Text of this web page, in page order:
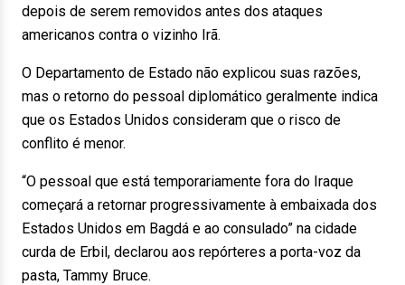
depois de serem removidos antes dos ataques
americanos contra o vizinho Irã.
O Departamento de Estado não explicou suas razões,
mas o retorno do pessoal diplomático geralmente indica
que os Estados Unidos consideram que o risco de
conflito é menor.
“O pessoal que está temporariamente fora do Iraque
começará a retornar progressivamente à embaixada dos
Estados Unidos em Bagdá e ao consulado” na cidade
curda de Erbil, declarou aos repórteres a porta-voz da
pasta, Tammy Bruce.